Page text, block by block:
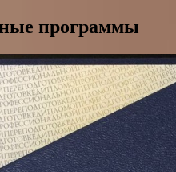
программы